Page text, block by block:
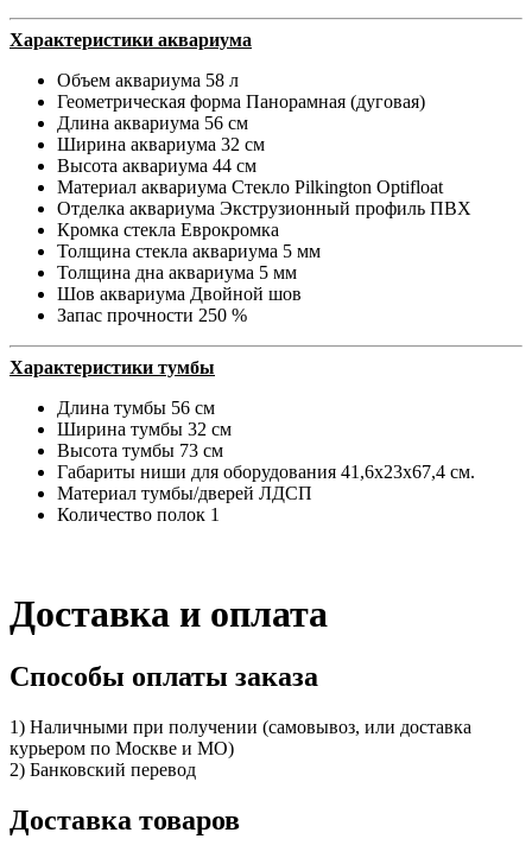
Характеристики аквариума
Объем аквариума 58 л
Геометрическая форма Панорамная (дуговая)
Длина аквариума 56 см
Ширина аквариума 32 см
Высота аквариума 44 см
Материал аквариума Стекло Pilkington Optifloat
Отделка аквариума Экструзионный профиль ПВХ
Кромка стекла Еврокромка
Толщина стекла аквариума 5 мм
Толщина дна аквариума 5 мм
Шов аквариума Двойной шов
Запас прочности 250 %
Характеристики тумбы
Длина тумбы 56 см
Ширина тумбы 32 см
Высота тумбы 73 см
Габариты ниши для оборудования 41,6x23x67,4 см.
Материал тумбы/дверей ЛДСП
Количество полок 1
Доставка и оплата
Способы оплаты заказа
1) Наличными при получении (самовывоз, или доставка
курьером по Москве и МО)
2) Банковский перевод
Доставка товаров